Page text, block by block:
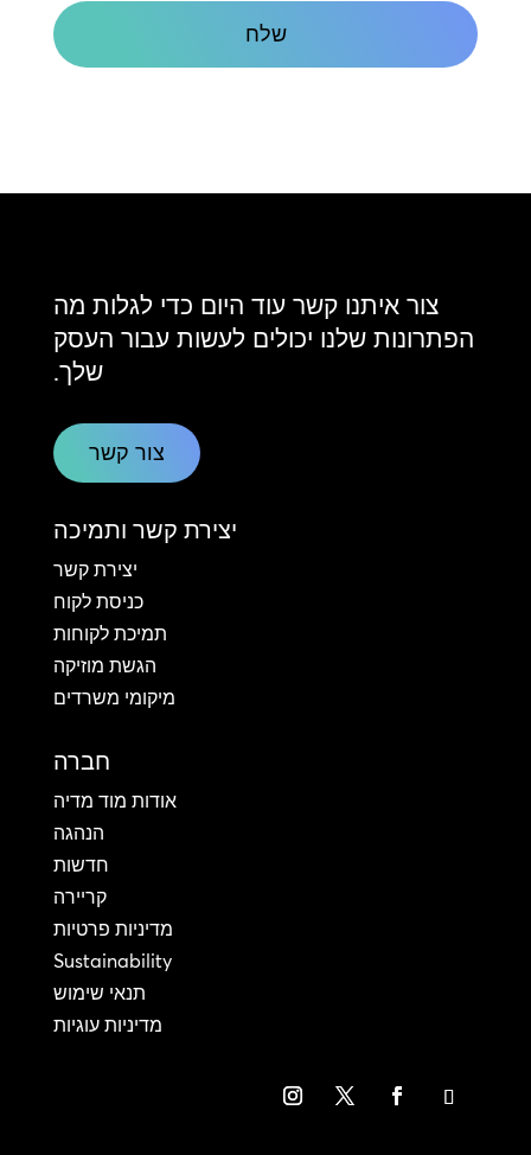
צור איתנו קשר עוד היום כדי לגלות מה
הפתרונות שלנו יכולים לעשות עבור העסק
שלך.
צור קשר
יצירת קשר ותמיכה
יצירת קשר
כניסת לקוח
תמיכת לקוחות
הגשת מוזיקה
מיקומי משרדים
חברה
אודות מוד מדיה
הנהגה
חדשות
קריירה
מדיניות פרטיות
Sustainability
תנאי שימוש
מדיניות עוגיות